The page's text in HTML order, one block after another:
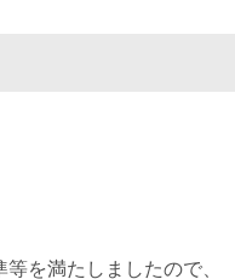
を満たしましたので、